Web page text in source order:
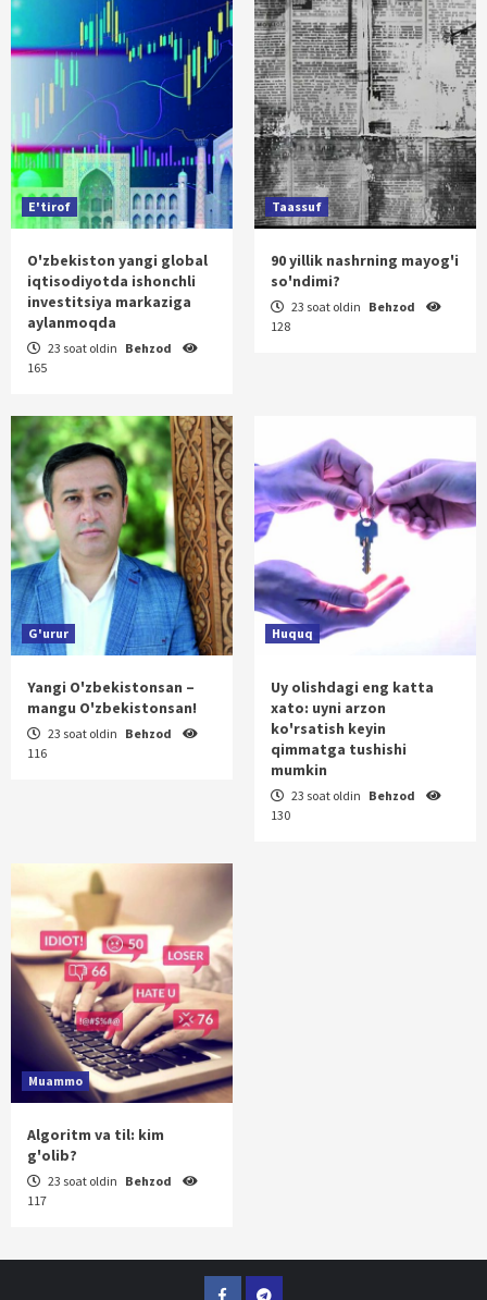
E'tirof
O'zbekiston yangi global
iqtisodiyotda ishonchli
investitsiya markaziga
aylanmoqda
23 soat oldin Behzod
165
Taassuf
90 yillik nashrning mayog'i
so'ndimi?
23 soat oldin Behzod
128
G'urur
Yangi O'zbekistonsan –
mangu O'zbekistonsan!
23 soat oldin Behzod
116
Huquq
Uy olishdagi eng katta
xato: uyni arzon
ko'rsatish keyin
qimmatga tushishi
mumkin
23 soat oldin Behzod
130
Muammo
Algoritm va til: kim
g'olib?
23 soat oldin Behzod
117
FacebookTelegram